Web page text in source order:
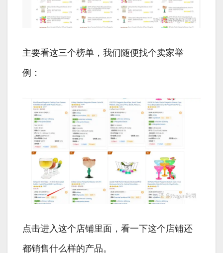
主要看这三个榜单，我们随便找个卖家举
例：
点击进入这个店铺里面，看一下这个店铺还
都销售什么样的产品。